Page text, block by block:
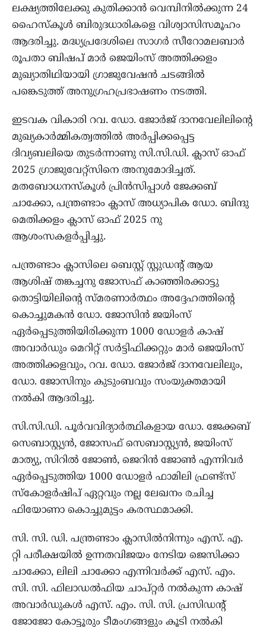
ലക്ഷ്യത്തിലേക്കു കുതിക്കാൻ വെമ്പിനിൽക്കുന്ന 24
ഹൈസ്‌കൂൾ ബിരുദധാരികളെ വിശ്വാസിസമൂഹം
ആദരിച്ചു. മദ്ധ്യപ്രദേശിലെ സാഗർ സീറോമലബാർ
രൂപതാ ബിഷപ് മാർ ജെയിംസ് അത്തിക്കളം
മുഖ്യാതിഥിയായി ഗ്രാജുവേഷൻ ചടങ്ങിൽ
പങ്കെടുത്ത് അനുഗ്രഹപ്രഭാഷണം നടത്തി.
ഇടവക വികാരി റവ. ഡോ. ജോർജ് ദാനവേലിലിന്റെ
മുഖ്യകാർമ്മികത്വത്തിൽ അർപ്പിക്കപ്പെട്ട
ദിവ്യബലിയെ തുടർന്നാണു സി.സി.ഡി. ക്ലാസ് ഓഫ്
2025 ഗ്രാജുവേറ്റ്‌സിനെ അനുമോദിച്ചത്.
മതബോധനസ്‌കൂൾ പ്രിൻസിപ്പാൾ ജേക്കബ്
ചാക്കോ, പന്ത്രണ്ടാം ക്ലാസ് അധ്യാപിക ഡോ. ബിന്ദു
മെതിക്കളം ക്ലാസ് ഓഫ് 2025 നു
ആശംസകളർപ്പിച്ചു.
പന്ത്രണ്ടാം ക്ലാസിലെ ബെസ്റ്റ് സ്റ്റുഡന്റ് ആയ
ആശിഷ് തങ്കച്ചനു ജോസഫ് കാഞ്ഞിരക്കാട്ടു
തൊട്ടിയിലിന്റെ സ്മരണാർത്ഥം അദ്ദേഹത്തിന്റെ
കൊച്ചുമകൻ ഡോ. ജോസിൻ ജയിംസ്
ഏർപ്പെടുത്തിയിരിക്കുന്ന 1000 ഡോളർ കാഷ്
അവാർഡും മെറിറ്റ് സർട്ടിഫിക്കറ്റും മാർ ജെയിംസ്
അത്തിക്കളവും, റവ. ഡോ. ജോർജ് ദാനവേലിലും,
ഡോ. ജോസിനും കുടുംബവും സംയുക്തമായി
നൽകി ആദരിച്ചു.
സി.സി.ഡി. പൂർവവിദ്യാർത്ഥികളായ ഡോ. ജേക്കബ്
സെബാസ്റ്റ്യൻ, ജോസഫ് സെബാസ്റ്റ്യൻ, ജയിംസ്
മാത്യു, സിറിൽ ജോൺ, ജെറിൻ ജോൺ എന്നിവർ
ഏർപ്പെടുത്തിയ 1000 ഡോളർ ഫാമിലി ഫ്രണ്ട്‌സ്
സ്‌കോളർഷിപ് ഏറ്റവും നല്ല ലേഖനം രചിച്ച
ഫിയോണാ കൊച്ചുമുട്ടം കരസ്ഥമാക്കി.
സി. സി. ഡി. പന്ത്രണ്ടാം ക്ലാസിൽനിന്നും എസ്. എ.
റ്റി പരീക്ഷയിൽ ഉന്നതവിജയം നേടിയ ജെസിക്കാ
ചാക്കോ, ലിലി ചാക്കോ എന്നിവർക്ക് എസ്. എം.
സി. സി. ഫിലാഡൽഫിയ ചാപ്റ്റർ നൽകുന്ന കാഷ്
അവാർഡുകൾ എസ്. എം. സി. സി. പ്രസിഡന്റ്
ജോജോ കോട്ടൂരും ടീമംഗങ്ങളും കൂടി നൽകി